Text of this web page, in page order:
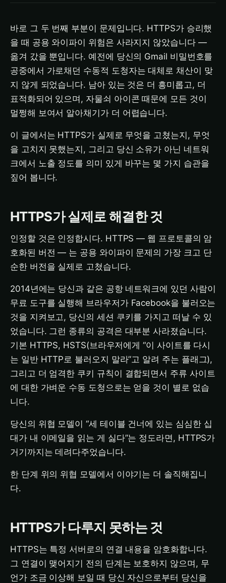
바로 그 두 번째 부분이 문제입니다. HTTPS가 승리했
을 때 공용 와이파이 위험은 사라지지 않았습니다 —
옮겨 갔을 뿐입니다. 예전에 당신의 Gmail 비밀번호를
공중에서 가로채던 수동적 도청자는 대체로 채산이 맞
지 않게 되었습니다. 남아 있는 것은 더 흥미롭고, 더
표적화되어 있으며, 자물쇠 아이콘 때문에 모든 것이
멀쩡해 보여서 알아채기가 더 어렵습니다.
이 글에서는 HTTPS가 실제로 무엇을 고쳤는지, 무엇
을 고치지 못했는지, 그리고 당신 소유가 아닌 네트워
크에서 노출 정도를 의미 있게 바꾸는 몇 가지 습관을
짚어 봅니다.
HTTPS가 실제로 해결한 것
인정할 것은 인정합시다. HTTPS — 웹 프로토콜의 암
호화된 버전 — 는 공용 와이파이 문제의 가장 크고 단
순한 버전을 실제로 고쳤습니다.
2014년에는 당신과 같은 공항 네트워크에 있던 사람이
무료 도구를 실행해 브라우저가 Facebook을 불러오는
것을 지켜보고, 당신의 세션 쿠키를 가지고 떠날 수 있
었습니다. 그런 종류의 공격은 대부분 사라졌습니다.
기본 HTTPS, HSTS(브라우저에게 “이 사이트를 다시
는 일반 HTTP로 불러오지 말라”고 알려 주는 플래그),
그리고 더 엄격한 쿠키 규칙이 결합되면서 주류 사이트
에 대한 가벼운 수동 도청으로는 얻을 것이 별로 없습
니다.
당신의 위협 모델이 “세 테이블 건너에 있는 심심한 십
대가 내 이메일을 읽는 게 싫다”는 정도라면, HTTPS가
거기까지는 데려다주었습니다.
한 단계 위의 위협 모델에서 이야기는 더 솔직해집니
다.
HTTPS가 다루지 못하는 것
HTTPS는 특정 서버로의 연결 내용을 암호화합니다.
그 연결이 맺어지기 전의 단계는 보호하지 않으며, 무
언가 조금 이상해 보일 때 당신 자신으로부터 당신을